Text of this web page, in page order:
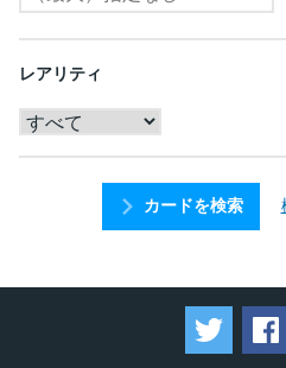
レアリティ
カードを検索
ツイ